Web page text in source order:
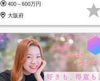
400～600万円
大阪府